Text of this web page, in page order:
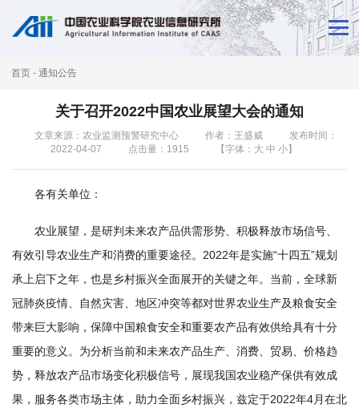
概
况
科
学
研
首页 - 通知公告
关于召开2022中国农业展望大会的通知
文章来源：农业监测预警研究中心 作者：王盛威
发布时间：
2022-04-07
点击量： 1915 【字体： 大 中 小】
各有关单位：
农业展望，是研判未来农产品供需形势、积极释放市场信号、
有效引导农业生产和消费的重要途径。2022年是实施“十四五”规划
承上启下之年，也是乡村振兴全面展开的关键之年。当前，全球新
冠肺炎疫情、自然灾害、地区冲突等都对世界农业生产及粮食安全
带来巨大影响，保障中国粮食安全和重要农产品有效供给具有十分
重要的意义。为分析当前和未来农产品生产、消费、贸易、价格趋
势，释放农产品市场变化积极信号，展现我国农业稳产保供有效成
果，服务各类市场主体，助力全面乡村振兴，兹定于2022年4月在北